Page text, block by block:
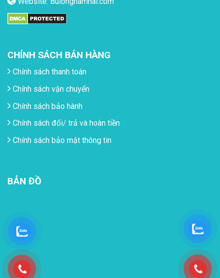
CHÍNH SÁCH BÁN HÀNG
Chính sách thanh toán
Chính sách vận chuyển
Chính sách bảo hành
Chính sách đối/ trả và hoàn tiền
Chính sách bảo mật thông tin
BẢN ĐỒ